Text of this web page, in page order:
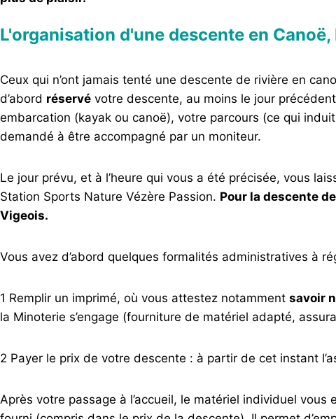
L'organisation d'une descente en
Ceux qui n’ont jamais tenté une descente de rivière en
d’abord réservé votre descente, au moins le jour
embarcation (kayak ou canoë), votre parcours (ce qui
demandé à être accompagné par un moniteur.
Le jour prévu, et à l’heure qui vous a été précisée, vous
Station Sports Nature Vézère Passion. Pour la descente
Vigeois.
Vous avez d’abord quelques formalités administratives à
1 Remplir un imprimé, où vous attestez notamment savoir
la Minoterie s’engage (fourniture de matériel adapté,
2 Payer le prix de votre descente : à partir de cet instant
Après votre passage à l’accueil, le matériel individuel vous